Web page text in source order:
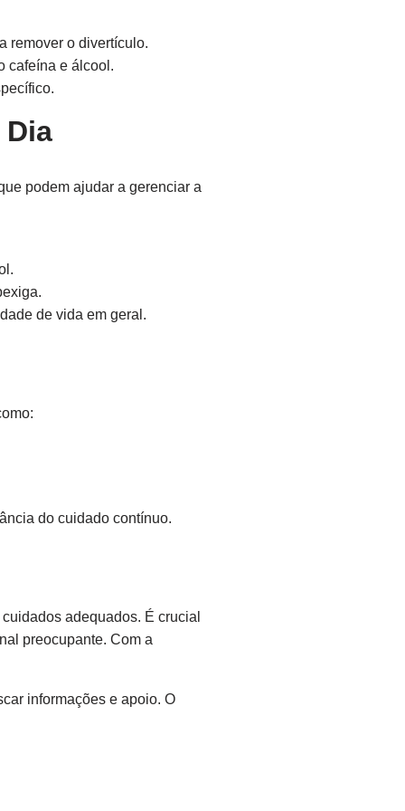
remover o divertículo.
cafeína e álcool.
podem ajudar a gerenciar a
de vida em geral.
do cuidado contínuo.
adequados. É crucial
preocupante. Com a
informações e apoio. O